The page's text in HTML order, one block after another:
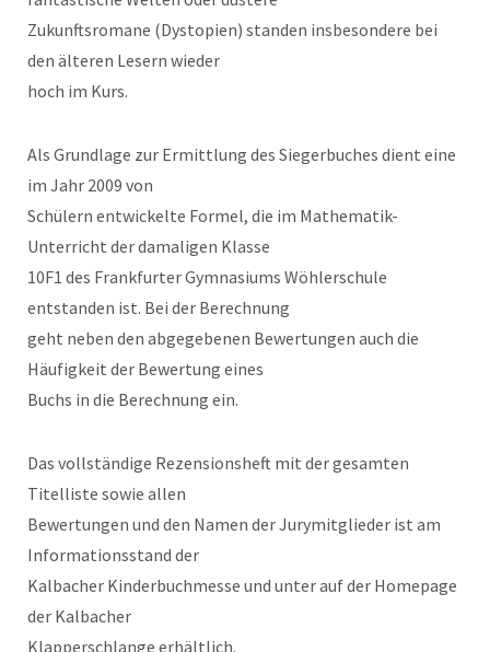
Zukunftsromane (Dystopien) standen insbesondere bei
den älteren Lesern wieder
hoch im Kurs.
Als Grundlage zur Ermittlung des Siegerbuches dient eine
im Jahr 2009 von
Schülern entwickelte Formel, die im Mathematik-
Unterricht der damaligen Klasse
10F1 des Frankfurter Gymnasiums Wöhlerschule
entstanden ist. Bei der Berechnung
geht neben den abgegebenen Bewertungen auch die
Häufigkeit der Bewertung eines
Buchs in die Berechnung ein.
Das vollständige Rezensionsheft mit der gesamten
Titelliste sowie allen
Bewertungen und den Namen der Jurymitglieder ist am
Informationsstand der
Kalbacher Kinderbuchmesse und unter auf der Homepage
der Kalbacher
Klapperschlange erhältlich.